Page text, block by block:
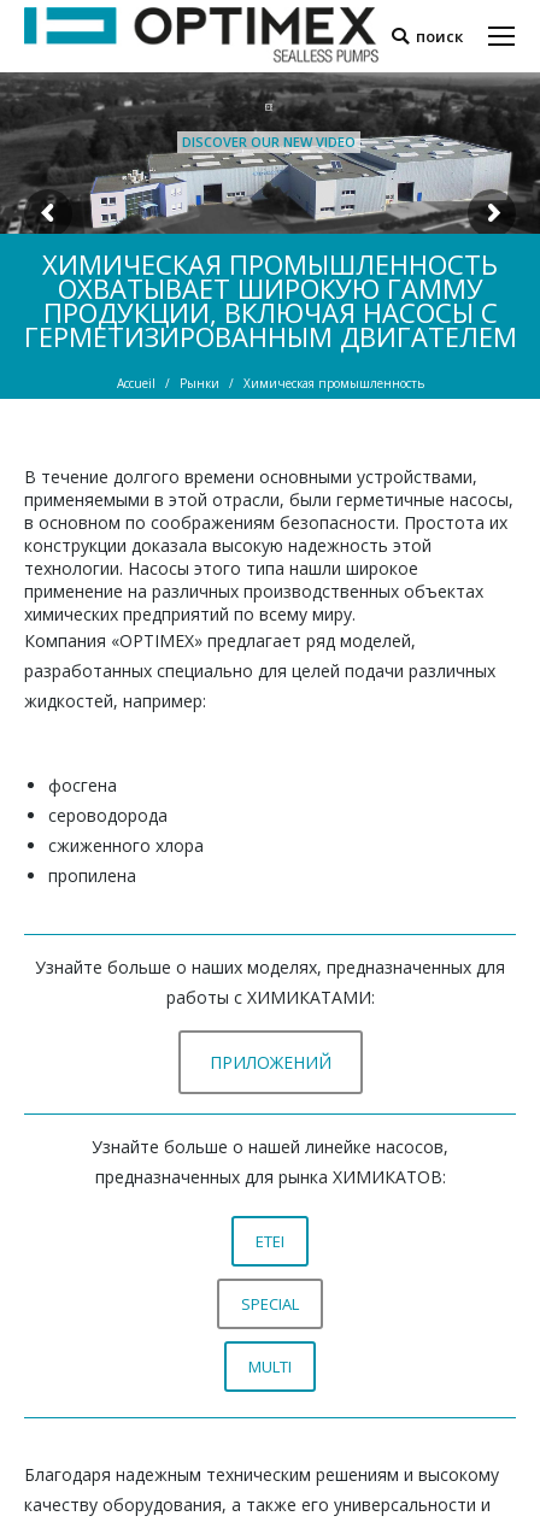
Search:
поиск
DISCOVER OUR NEW VIDEO
ХИМИЧЕСКАЯ ПРОМЫШЛЕННОСТЬ
ОХВАТЫВАЕТ ШИРОКУЮ ГАММУ
ПРОДУКЦИИ, ВКЛЮЧАЯ НАСОСЫ С
ГЕРМЕТИЗИРОВАННЫМ ДВИГАТЕЛЕМ
Vous êtes ici :
Accueil Рынки Химическая промышленность
В течение долгого времени основными устройствами,
применяемыми в этой отрасли, были герметичные насосы,
в основном по соображениям безопасности. Простота их
конструкции доказала высокую надежность этой
технологии. Насосы этого типа нашли широкое
применение на различных производственных объектах
химических предприятий по всему миру.
Компания «OPTIMEX» предлагает ряд моделей,
разработанных специально для целей подачи различных
жидкостей, например:
фосгена
сероводорода
сжиженного хлора
пропилена
Узнайте больше о наших моделях, предназначенных для
работы с ХИМИКАТАМИ:
ПРИЛОЖЕНИЙ
Узнайте больше о нашей линейке насосов,
предназначенных для рынка ХИМИКАТОВ:
ETEI
SPECIAL
MULTI
Благодаря надежным техническим решениям и высокому
качеству оборудования, а также его универсальности и